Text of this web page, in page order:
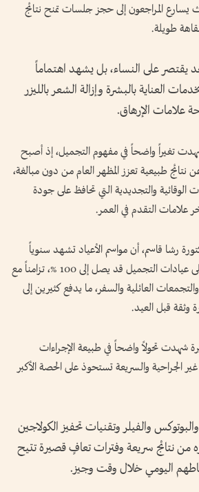
المراجعون إلى حجز جلسات تمنح نتائج
طويلة.
يقتصر على النساء، بل يشهد اهتماماً
العناية بالبشرة وإزالة الشعر بالليزر
علامات الإرهاق.
شهدت تغيراً واضحاً في مفهوم التجميل، إذ أصبح
نتائج طبيعية تعزز المظهر العام من دون مبالغة،
الوقائية والتجديدية التي تحافظ على جودة
علامات التقدم في العمر.
رشا قاسم، أن مواسم الأعياد تشهد سنوياً
ارتفاعاً ملحوظاً في الإقبال على عيادات التجميل قد يصل إلى 100 %، تزامناً مع
العائلية والسفر، ما يدفع كثيرين إلى
وثقة قبل العيد.
شهدت تحولاً واضحاً في طبيعة الإجراءات
غير الجراحية والسريعة تستحوذ على الحصة الأكبر
والفيلر وتقنيات تحفيز الكولاجين
من نتائج سريعة وفترات تعافٍ قصيرة تتيح
اليومي خلال وقت وجيز.